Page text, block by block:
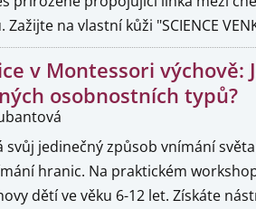
na vlastní kůži "SCIENCE
v Montessori
osobnostních typů?
svůj jedinečný způsob vnímání
hranic. Na praktickém
dětí ve věku 6-12 let. Získáte